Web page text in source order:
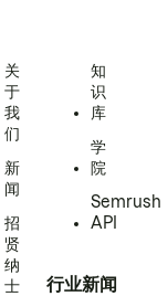
关
于
我
们
新
闻
招
贤
纳
士
知
识
库
学
院
Semrush
API
行业新闻